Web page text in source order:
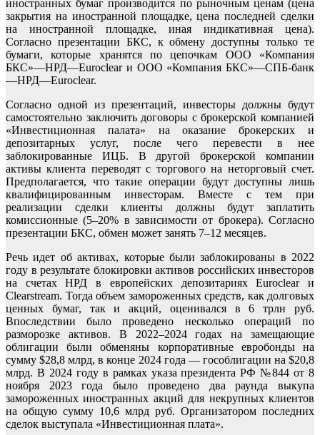
иностранных бумаг производится по рыночным ценам (цена
закрытия на иностранной площадке, цена последней сделки
на иностранной площадке, иная индикативная цена).
Согласно презентации БКС, к обмену доступны только те
бумаги, которые хранятся по цепочкам ООО «Компания
БКС»—НРД—Euroclear и ООО «Компания БКС»—СПБ-банк
—НРД—Euroclear.
Согласно одной из презентаций, инвесторы должны будут
самостоятельно заключить договоры с брокерской компанией
«Инвестиционная палата» на оказание брокерских и
депозитарных услуг, после чего перевести в нее
заблокированные ИЦБ. В другой брокерской компании
активы клиента переводят с торгового на неторговый счет.
Предполагается, что такие операции будут доступны лишь
квалифицированным инвесторам. Вместе с тем при
реализации сделки клиенты должны будут заплатить
комиссионные (5–20% в зависимости от брокера). Согласно
презентации БКС, обмен может занять 7–12 месяцев.
Речь идет об активах, которые были заблокированы в 2022
году в результате блокировки активов российских инвесторов
на счетах НРД в европейских депозитариях Euroclear и
Clearstream. Тогда объем замороженных средств, как долговых
ценных бумаг, так и акций, оценивался в 6 трлн руб.
Впоследствии было проведено несколько операций по
разморозке активов. В 2022–2024 годах на замещающие
облигации были обменяны корпоративные евробонды на
сумму $28,8 млрд, в конце 2024 года — гособлигации на $20,8
млрд. В 2024 году в рамках указа президента РФ №844 от 8
ноября 2023 года было проведено два раунда выкупа
замороженных иностранных акций для некрупных клиентов
на общую сумму 10,6 млрд руб. Организатором последних
сделок выступала «Инвестиционная плата».